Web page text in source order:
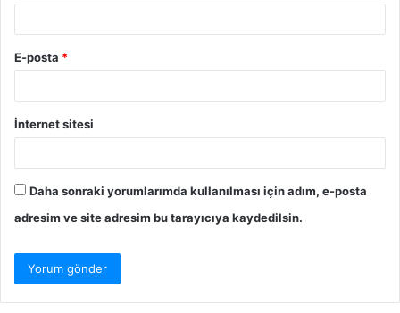
E-posta *
İnternet sitesi
Daha sonraki yorumlarımda kullanılması için adım, e-posta
adresim ve site adresim bu tarayıcıya kaydedilsin.